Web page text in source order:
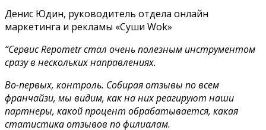
Денис Юдин, руководитель отдела онлайн
маркетинга и рекламы «Суши Wok»
“Сервис Repometr стал очень полезным инструментом
сразу в нескольких направлениях.
Во-первых, контроль. Собирая отзывы по всем
франчайзи, мы видим, как на них реагируют наши
партнеры, какой процент обрабатывается, какая
статистика отзывов по филиалам.